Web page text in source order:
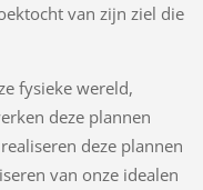
van zijn ziel die
fysieke wereld,
deze plannen
deze plannen
van onze idealen